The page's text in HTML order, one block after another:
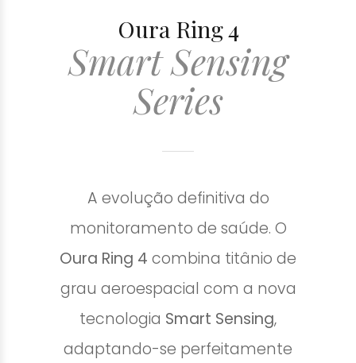
Oura Ring 4
Smart Sensing
Series
A evolução definitiva do
monitoramento de saúde. O
Oura Ring 4 combina titânio de
grau aeroespacial com a nova
tecnologia Smart Sensing,
adaptando-se perfeitamente